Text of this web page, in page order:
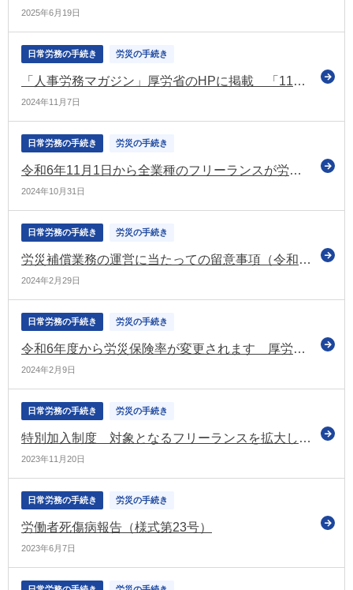
2025年6月19日
日常労務の手続き 労災の手続き
「人事労務マガジン」厚労省のHPに掲載 「11月は労働保険未手続事業一掃強化期間です」などの情報を掲載
2024年11月7日
日常労務の手続き 労災の手続き
令和6年11月1日から全業種のフリーランスが労災保険の特別加入の対象に（厚労省・連合）
2024年10月31日
日常労務の手続き 労災の手続き
労災補償業務の運営に当たっての留意事項（令和6年度）を通知（厚労省）
2024年2月29日
日常労務の手続き 労災の手続き
令和6年度から労災保険率が変更されます 厚労省がお知らせ
2024年2月9日
日常労務の手続き 労災の手続き
特別加入制度 対象となるフリーランスを拡大した場合の保険料率の方向性などを示す（労政審の労災保険部会）
2023年11月20日
日常労務の手続き 労災の手続き
労働者死傷病報告（様式第23号）
2023年6月7日